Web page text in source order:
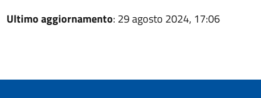
Ultimo aggiornamento: 29 agosto 2024, 17:06